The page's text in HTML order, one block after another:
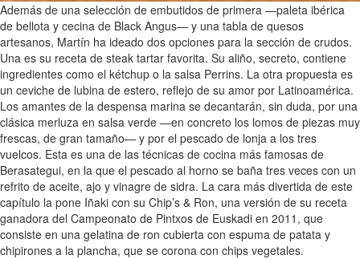
Además de una selección de embutidos de primera —paleta ibérica
de bellota y cecina de Black Angus— y una tabla de quesos
artesanos, Martín ha ideado dos opciones para la sección de crudos.
Una es su receta de steak tartar favorita. Su aliño, secreto, contiene
ingredientes como el kétchup o la salsa Perrins. La otra propuesta es
un ceviche de lubina de estero, reflejo de su amor por Latinoamérica.
Los amantes de la despensa marina se decantarán, sin duda, por una
clásica merluza en salsa verde —en concreto los lomos de piezas muy
frescas, de gran tamaño— y por el pescado de lonja a los tres
vuelcos. Esta es una de las técnicas de cocina más famosas de
Berasategui, en la que el pescado al horno se baña tres veces con un
refrito de aceite, ajo y vinagre de sidra. La cara más divertida de este
capítulo la pone Iñaki con su Chip’s & Ron, una versión de su receta
ganadora del Campeonato de Pintxos de Euskadi en 2011, que
consiste en una gelatina de ron cubierta con espuma de patata y
chipirones a la plancha, que se corona con chips vegetales.